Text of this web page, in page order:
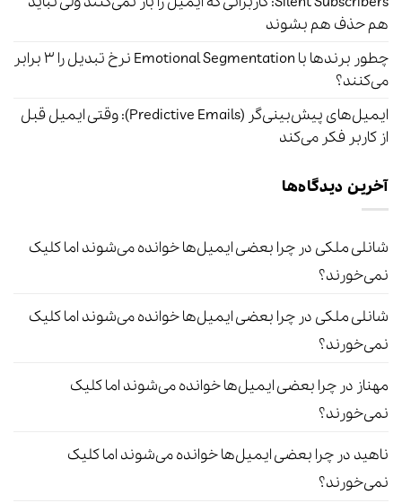
هم حذف هم بشوند
چطور برندها با Emotional Segmentation نرخ تبدیل را ۳ برابر
می‌کنند؟
ایمیل‌های پیش‌بینی‌گر (Predictive Emails): وقتی ایمیل قبل
از کاربر فکر می‌کند
آخرین دیدگاه‌ها
شانلی ملکی در چرا بعضی ایمیل‌ها خوانده می‌شوند اما کلیک
نمی‌خورند؟
شانلی ملکی در چرا بعضی ایمیل‌ها خوانده می‌شوند اما کلیک
نمی‌خورند؟
مهناز در چرا بعضی ایمیل‌ها خوانده می‌شوند اما کلیک
نمی‌خورند؟
ناهید در چرا بعضی ایمیل‌ها خوانده می‌شوند اما کلیک
نمی‌خورند؟